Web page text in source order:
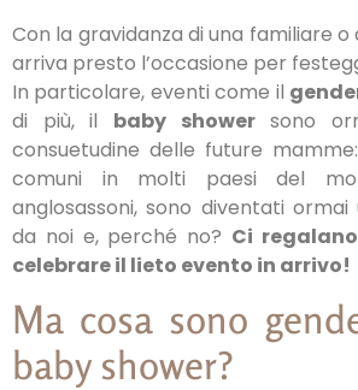
Con la gravidanza di una familiare
arriva presto l’occasione per
In particolare, eventi come il
di più, il baby showersono
consuetudine delle future
comuni in molti paesi del
anglosassoni, sono diventati
da noi e, perché no? Ci
celebrare il lieto evento in arrivo!
Ma cosa sono
baby shower?